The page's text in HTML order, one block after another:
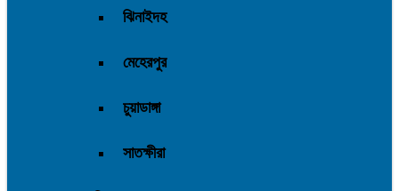
ঝিনাইদহ
মেহেরপুর
চুয়াডাঙ্গা
সাতক্ষীরা